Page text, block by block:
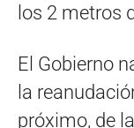
los 2 metros
El Gobierno
la
próximo, de